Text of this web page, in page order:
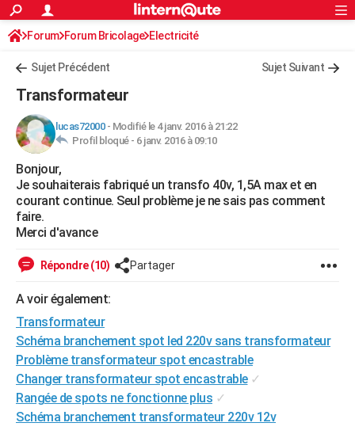
ACTUALITÉS
Politique
Société
Faits Divers
Education
Monde
Villes
+
FINANCE
Retraite
Impôts
Epargne
Immobilier
Risques naturels par ville
Banque
Assurance
Crédit
AUTO
Essais
Réserver un essai
Citadines
Berlines
SUV
Forum auto
+HIGH-TECH
Mobiles
Meilleur smartphone
Internet
Ordinateurs
Jeux vidéo
Guide high-tech
+BRICOLAGE
Forum
Aménagement intérieur
Extérieur
Cuisine
Salle de bains
Jardinage
Rangement
Guides de France
Escapades
Patrimoine
Expositions
Musées
Week-end nature
Art de vivre
Bien-être
Loisirs
Mode
Modes de vie
Alimentation
Guide de la santé
Maladies
Médicaments
Sommeil
VOYAGE
PHOTO
GUIDES D'ACHAT
S'inscrire
Connexion
Forum Forum Bricolage Electricité
Sujet Précédent Sujet Suivant
Transformateur
lucas72000- Modifié le 4 janv. 2016 à 21:22
Profil bloqué - 6 janv. 2016 à 09:10
Bonjour,
Je souhaiterais fabriqué un transfo 40v, 1,5A max et en
courant continue. Seul problème je ne sais pas comment
faire.
Merci d'avance
Répondre (10) Partager
A voir également:
Transformateur
Schéma branchement spot led 220v sans transformateur
Problème transformateur spot encastrable
Changer transformateur spot encastrable ✓
Rangée de spots ne fonctionne plus ✓
Schéma branchement transformateur 220v 12v